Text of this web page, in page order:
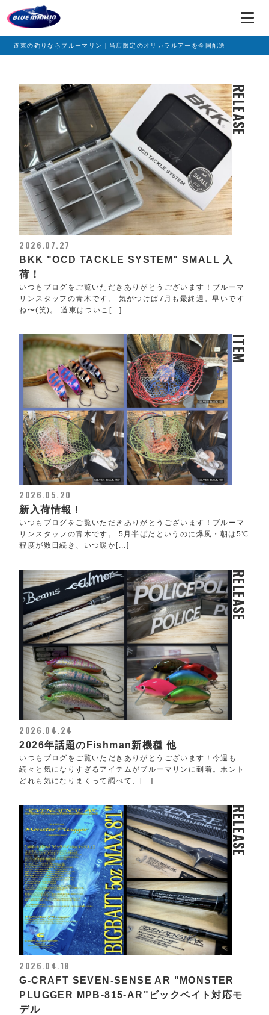
道東の釣りならブルーマリン｜当店限定のオリカラルアーを全国配送
RELEASE
2026.07.27
BKK "OCD TACKLE SYSTEM" SMALL 入
荷！
いつもブログをご覧いただきありがとうございます！ブルーマ
リンスタッフの青木です。 気がつけば7月も最終週。早いです
ね〜(笑)。 道東はついこ[...]
ITEM
2026.05.20
新入荷情報！
いつもブログをご覧いただきありがとうございます！ブルーマ
リンスタッフの青木です。 5月半ばだというのに爆風・朝は5℃
程度が数日続き、いつ暖か[...]
RELEASE
2026.04.24
2026年話題のFishman新機種 他
いつもブログをご覧いただきありがとうございます！今週も
続々と気になりすぎるアイテムがブルーマリンに到着。ホント
どれも気になりまくって調べて、[...]
RELEASE
2026.04.18
G-CRAFT SEVEN-SENSE AR "MONSTER
PLUGGER MPB-815-AR"ビックベイト対応モ
デル